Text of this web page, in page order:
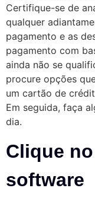
Certifique-se de
qualquer
pagamento e as
pagamento com
ainda não se
procure opções
um cartão de
Em seguida, faça
dia.
Clique
software